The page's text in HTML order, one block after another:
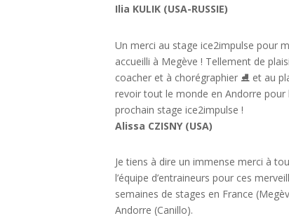
Ilia KULIK (USA-RUSSIE)
Un merci au stage ice2impulse pour
accueilli à Megève ! Tellement de
coacher et à chorégraphier ⛸ et au
revoir tout le monde en Andorre pour
prochain stage ice2impulse !
Alissa CZISNY (USA)
Je tiens à dire un immense merci à
l’équipe d’entraineurs pour ces
semaines de stages en France
Andorre (Canillo).